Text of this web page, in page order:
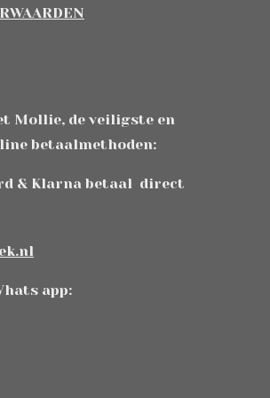
Mollie, de veiligste en
betaalmethoden:
& Klarna betaal direct
app: